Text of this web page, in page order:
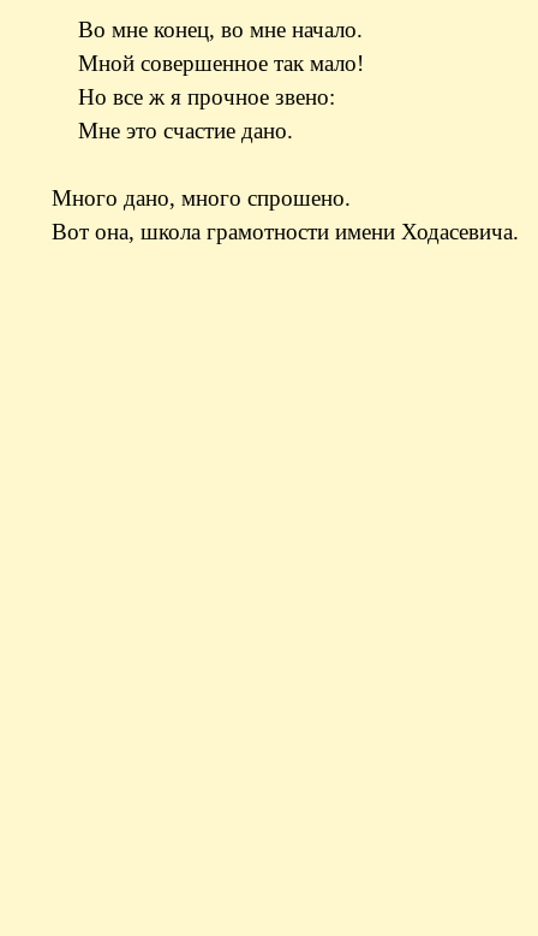
Во мне конец, во мне начало.
Мной совершенное так мало!
Но все ж я прочное звено:
Мне это счастие дано.
Много дано, много спрошено.
Вот она, школа грамотности имени Ходасевича.